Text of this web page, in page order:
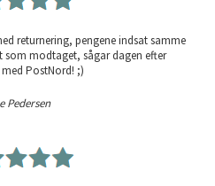
returnering, pengene indsat samme
som modtaget, sågar dagen efter
med PostNord! ;)
Pedersen